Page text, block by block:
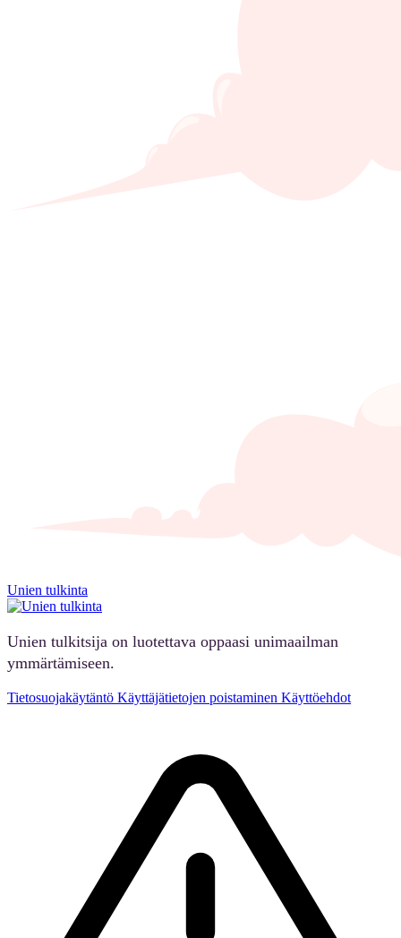
Unien tulkinta
Unien tulkitsija on luotettava oppaasi unimaailman
ymmärtämiseen.
Tietosuojakäytäntö Käyttäjätietojen poistaminen Käyttöehdot